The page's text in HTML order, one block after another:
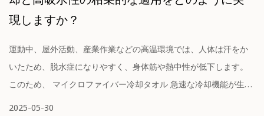
現しますか？
運動中、屋外活動、産業作業などの高温環境では、人体は汗をか
いたため、脱水症になりやすく、身体筋や熱中性が低下します。
このため、 マイクロファイバー冷却タオル 急速な冷却機能が生ま
2025-05-30